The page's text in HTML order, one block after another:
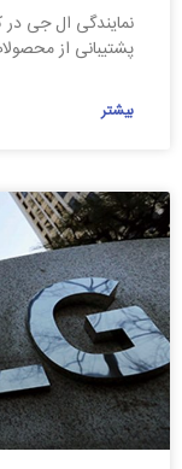
نمایندگی ال جی
پشتیبانی از
بیشتر